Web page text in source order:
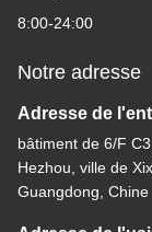
8:00-24:00
Notre adresse
Adresse de
bâtiment de 6/F
Hezhou, ville de
Guangdong, Chine